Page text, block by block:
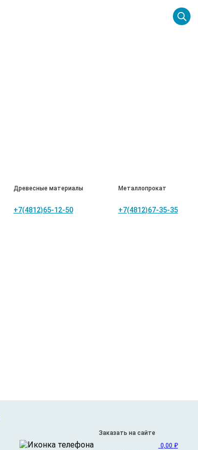
Древесные материалы
+7(4812)65-12-50
Металлопрокат
+7(4812)67-35-35
Заказать на сайте
0,00 ₽
древесных волокон под высоким
что делает его популярным в